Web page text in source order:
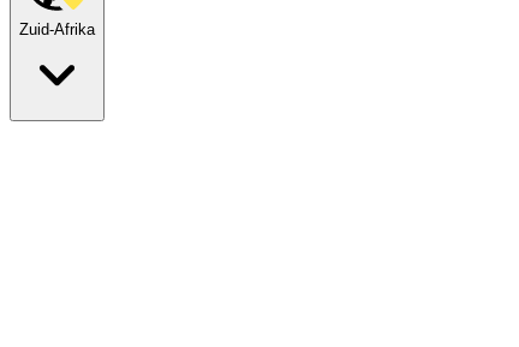
Zuid-Afrika